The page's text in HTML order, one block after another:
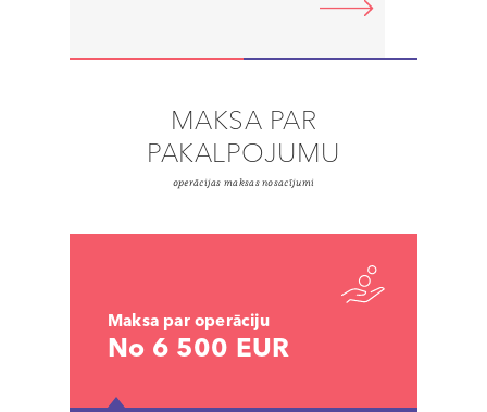
MAKSA PAR
PAKALPOJUMU
operācijas maksas nosacījumi
Maksa par operāciju
No 6 500 EUR